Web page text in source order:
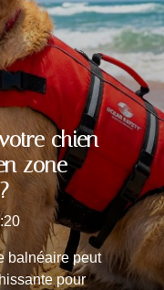
chien
zone
balnéaire peut
pour